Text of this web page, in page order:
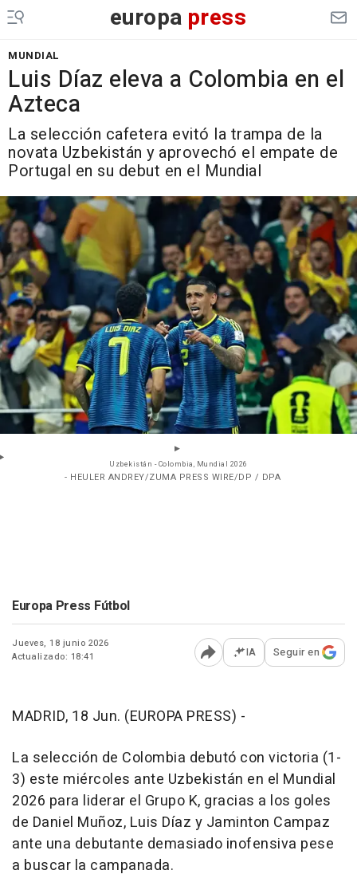
europa press
MUNDIAL
Luis Díaz eleva a Colombia en el
Azteca
La selección cafetera evitó la trampa de la
novata Uzbekistán y aprovechó el empate de
Portugal en su debut en el Mundial
Uzbekistán - Colombia, Mundial 2026
- HEULER ANDREY/ZUMA PRESS WIRE/DP / DPA
Europa Press Fútbol
Jueves, 18 junio 2026
Actualizado: 18:41
Abrir opciones para
IA Seguir en
MADRID, 18 Jun. (EUROPA PRESS) -
La selección de Colombia debutó con victoria (1-
3) este miércoles ante Uzbekistán en el Mundial
2026 para liderar el Grupo K, gracias a los goles
de Daniel Muñoz, Luis Díaz y Jaminton Campaz
ante una debutante demasiado inofensiva pese
a buscar la campanada.